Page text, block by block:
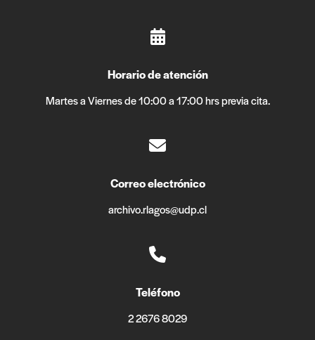
Horario de atención
Martes a Viernes de 10:00 a 17:00 hrs previa cita.
Correo electrónico
archivo.rlagos@udp.cl
Teléfono
2 2676 8029